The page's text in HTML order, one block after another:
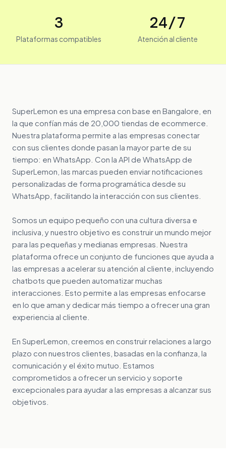
3
Plataformas compatibles
24/7
Atención al cliente
SuperLemon es una empresa con base en Bangalore, en
la que confían más de 20,000 tiendas de ecommerce.
Nuestra plataforma permite a las empresas conectar
con sus clientes donde pasan la mayor parte de su
tiempo: en WhatsApp. Con la API de WhatsApp de
SuperLemon, las marcas pueden enviar notificaciones
personalizadas de forma programática desde su
WhatsApp, facilitando la interacción con sus clientes.
Somos un equipo pequeño con una cultura diversa e
inclusiva, y nuestro objetivo es construir un mundo mejor
para las pequeñas y medianas empresas. Nuestra
plataforma ofrece un conjunto de funciones que ayuda a
las empresas a acelerar su atención al cliente, incluyendo
chatbots que pueden automatizar muchas
interacciones. Esto permite a las empresas enfocarse
en lo que aman y dedicar más tiempo a ofrecer una gran
experiencia al cliente.
En SuperLemon, creemos en construir relaciones a largo
plazo con nuestros clientes, basadas en la confianza, la
comunicación y el éxito mutuo. Estamos
comprometidos a ofrecer un servicio y soporte
excepcionales para ayudar a las empresas a alcanzar sus
objetivos.